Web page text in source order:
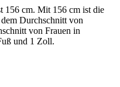
156 cm. Mit 156 cm ist die
Durchschnitt von
von Frauen in
und 1 Zoll.